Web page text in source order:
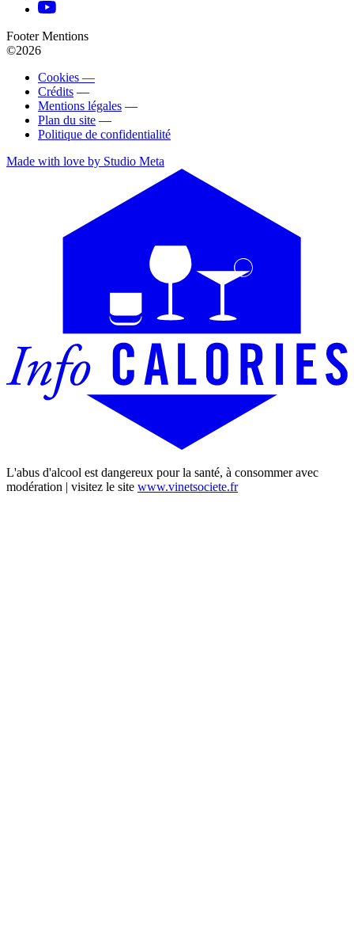
Footer Mentions
©2026
Cookies —
Crédits —
Mentions légales —
Plan du site —
Politique de confidentialité
Made with love by Studio Meta
L'abus d'alcool est dangereux pour la santé, à consommer avec
modération | visitez le site www.vinetsociete.fr